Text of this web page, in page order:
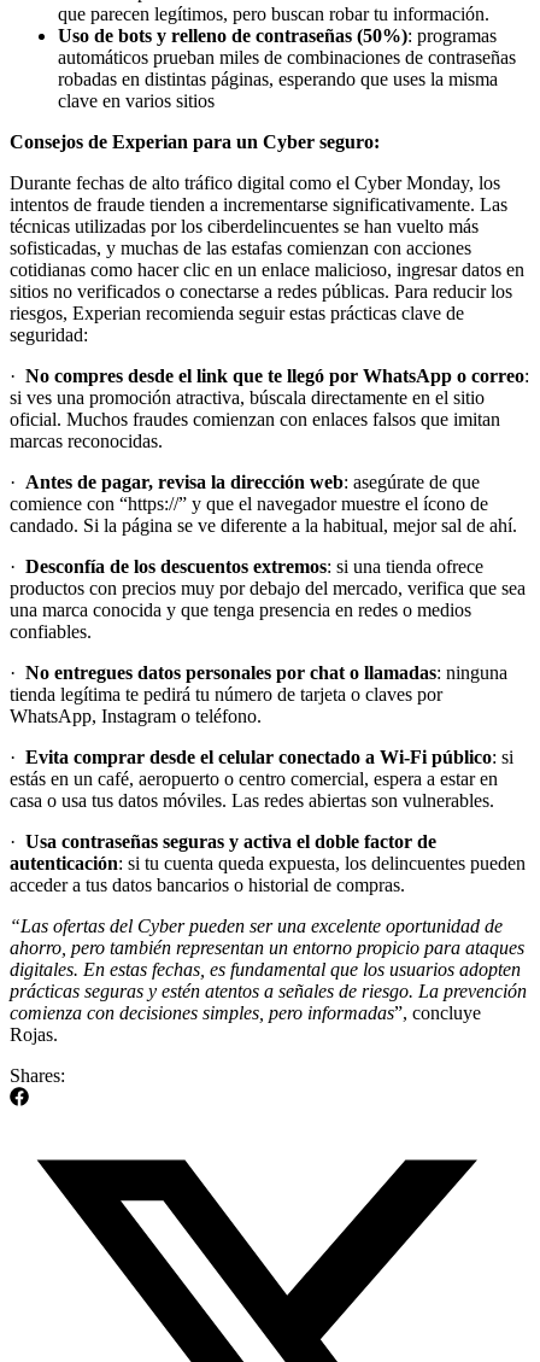
que parecen legítimos, pero buscan robar tu información.
Uso de bots y relleno de contraseñas (50%): programas
automáticos prueban miles de combinaciones de contraseñas
robadas en distintas páginas, esperando que uses la misma
clave en varios sitios
Consejos de Experian para un Cyber seguro:
Durante fechas de alto tráfico digital como el Cyber Monday, los
intentos de fraude tienden a incrementarse significativamente. Las
técnicas utilizadas por los ciberdelincuentes se han vuelto más
sofisticadas, y muchas de las estafas comienzan con acciones
cotidianas como hacer clic en un enlace malicioso, ingresar datos en
sitios no verificados o conectarse a redes públicas. Para reducir los
riesgos, Experian recomienda seguir estas prácticas clave de
seguridad:
· No compres desde el link que te llegó por WhatsApp o correo:
si ves una promoción atractiva, búscala directamente en el sitio
oficial. Muchos fraudes comienzan con enlaces falsos que imitan
marcas reconocidas.
· Antes de pagar, revisa la dirección web: asegúrate de que
comience con “https://” y que el navegador muestre el ícono de
candado. Si la página se ve diferente a la habitual, mejor sal de ahí.
· Desconfía de los descuentos extremos: si una tienda ofrece
productos con precios muy por debajo del mercado, verifica que sea
una marca conocida y que tenga presencia en redes o medios
confiables.
· No entregues datos personales por chat o llamadas: ninguna
tienda legítima te pedirá tu número de tarjeta o claves por
WhatsApp, Instagram o teléfono.
· Evita comprar desde el celular conectado a Wi-Fi público: si
estás en un café, aeropuerto o centro comercial, espera a estar en
casa o usa tus datos móviles. Las redes abiertas son vulnerables.
· Usa contraseñas seguras y activa el doble factor de
autenticación: si tu cuenta queda expuesta, los delincuentes pueden
acceder a tus datos bancarios o historial de compras.
“Las ofertas del Cyber pueden ser una excelente oportunidad de
ahorro, pero también representan un entorno propicio para ataques
digitales. En estas fechas, es fundamental que los usuarios adopten
prácticas seguras y estén atentos a señales de riesgo. La prevención
comienza con decisiones simples, pero informadas”, concluye
Rojas.
Shares: